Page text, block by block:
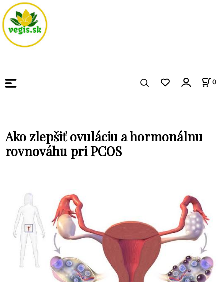
0
Ako zlepšiť ovuláciu a hormonálnu
rovnováhu pri PCOS